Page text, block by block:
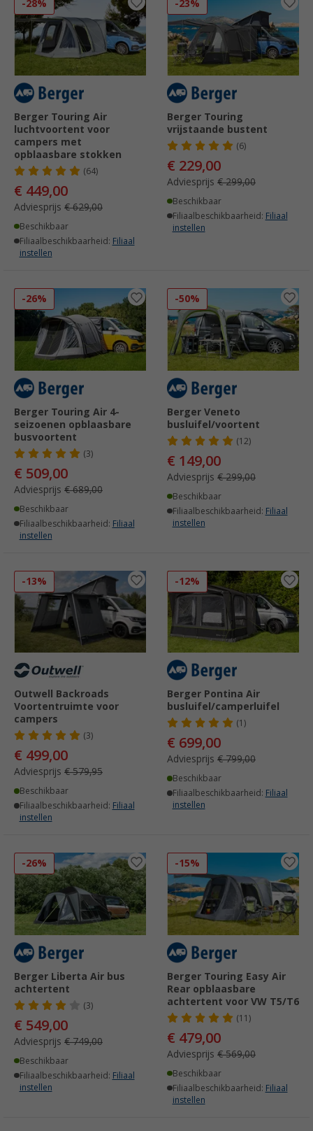
-28%
Berger Touring Air
luchtvoortent voor
campers met
opblaasbare stokken
(64)
€ 449,00
Adviesprijs € 629,00
Beschikbaar
Filiaalbeschikbaarheid: Filiaal
instellen
-23%
Berger Touring
vrijstaande bustent
(6)
€ 229,00
Adviesprijs € 299,00
Beschikbaar
Filiaalbeschikbaarheid: Filiaal
instellen
-26%
Berger Touring Air 4-
seizoenen opblaasbare
busvoortent
(3)
€ 509,00
Adviesprijs € 689,00
Beschikbaar
Filiaalbeschikbaarheid: Filiaal
instellen
-50%
Berger Veneto
busluifel/voortent
(12)
€ 149,00
Adviesprijs € 299,00
Beschikbaar
Filiaalbeschikbaarheid: Filiaal
instellen
-13%
Outwell Backroads
Voortentruimte voor
campers
(3)
€ 499,00
Adviesprijs € 579,95
Beschikbaar
Filiaalbeschikbaarheid: Filiaal
instellen
-12%
Berger Pontina Air
busluifel/camperluifel
(1)
€ 699,00
Adviesprijs € 799,00
Beschikbaar
Filiaalbeschikbaarheid: Filiaal
instellen
-26%
Berger Liberta Air bus
achtertent
(3)
€ 549,00
Adviesprijs € 749,00
Beschikbaar
Filiaalbeschikbaarheid: Filiaal
instellen
-15%
Berger Touring Easy Air
Rear opblaasbare
achtertent voor VW T5/T6
(11)
€ 479,00
Adviesprijs € 569,00
Beschikbaar
Filiaalbeschikbaarheid: Filiaal
instellen